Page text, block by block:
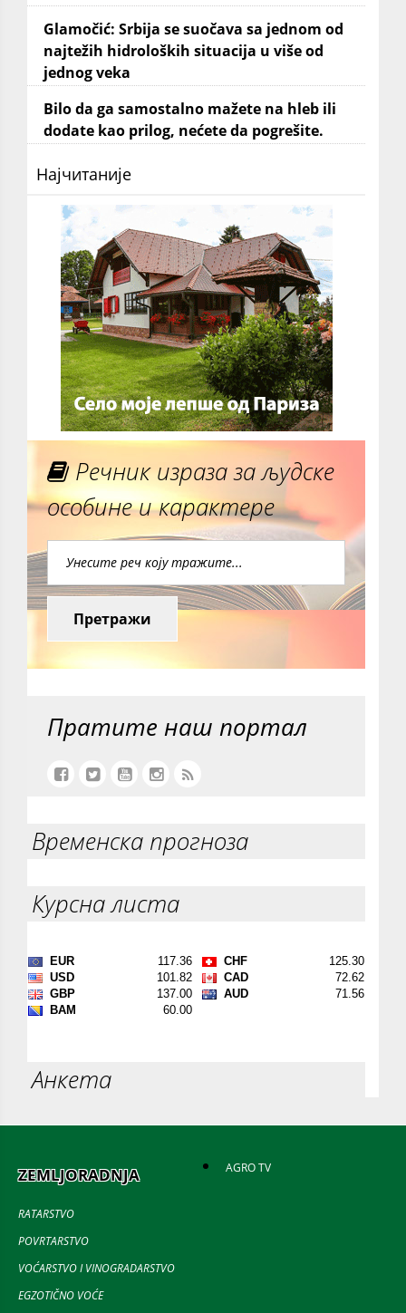
Glamočić: Srbija se suočava sa jednom od
najtežih hidroloških situacija u više od
jednog veka
Bilo da ga samostalno mažete na hleb ili
dodate kao prilog, nećete da pogrešite.
Најчитаније
Речник израза за људске
особине и карактере
Претражи
Пратите наш портал
Временска прогноза
Курсна листа
Анкета
ZEMLJORADNJA
RATARSTVO
POVRTARSTVO
VOĆARSTVO I VINOGRADARSTVO
EGZOTIČNO VOĆE
AGRO TV